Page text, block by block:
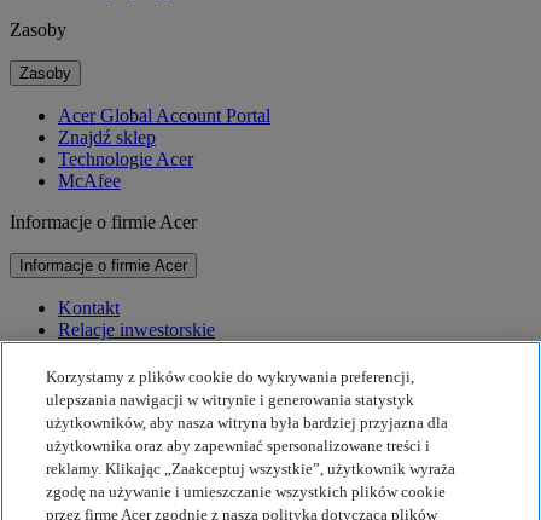
Zasoby
Zasoby
Acer Global Account Portal
Znajdź sklep
Technologie Acer
McAfee
Informacje o firmie Acer
Informacje o firmie Acer
Kontakt
Relacje inwestorskie
Nagrody
Wydarzenia
Zrównoważony rozwój
Zrównoważony rozwój
Korzystamy z plików cookie do wykrywania preferencji,
ulepszania nawigacji w witrynie i generowania statystyk
użytkowników, aby nasza witryna była bardziej przyjazna dla
użytkownika oraz aby zapewniać spersonalizowane treści i
reklamy. Klikając „Zaakceptuj wszystkie”, użytkownik wyraża
zgodę na używanie i umieszczanie wszystkich plików cookie
przez firmę Acer zgodnie z naszą polityką dotyczącą plików